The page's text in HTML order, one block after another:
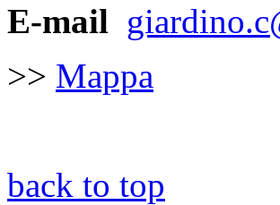
E-mail
>> Mappa
back to top